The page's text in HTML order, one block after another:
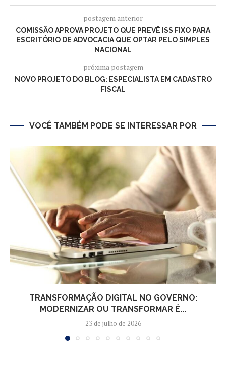
postagem anterior
COMISSÃO APROVA PROJETO QUE PREVÊ ISS FIXO PARA
ESCRITÓRIO DE ADVOCACIA QUE OPTAR PELO SIMPLES
NACIONAL
próxima postagem
NOVO PROJETO DO BLOG: ESPECIALISTA EM CADASTRO
FISCAL
VOCÊ TAMBÉM PODE SE INTERESSAR POR
TRANSFORMAÇÃO DIGITAL NO GOVERNO:
MODERNIZAR OU TRANSFORMAR É...
23 de julho de 2026